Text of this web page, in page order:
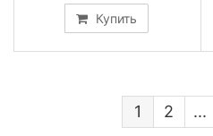
Купить
1 2 ...